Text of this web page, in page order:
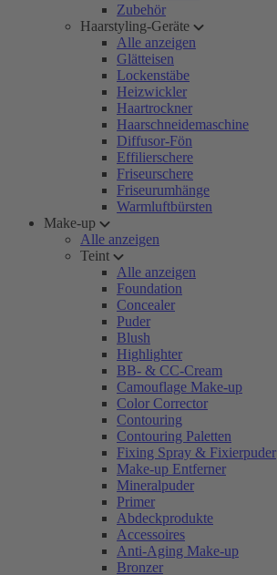
Zubehör
Haarstyling-Geräte
Alle anzeigen
Glätteisen
Lockenstäbe
Heizwickler
Haartrockner
Haarschneidemaschine
Diffusor-Fön
Effilierschere
Friseurschere
Friseurumhänge
Warmluftbürsten
Make-up
Alle anzeigen
Teint
Alle anzeigen
Foundation
Concealer
Puder
Blush
Highlighter
BB- & CC-Cream
Camouflage Make-up
Color Corrector
Contouring
Contouring Paletten
Fixing Spray & Fixierpuder
Make-up Entferner
Mineralpuder
Primer
Abdeckprodukte
Accessoires
Anti-Aging Make-up
Bronzer